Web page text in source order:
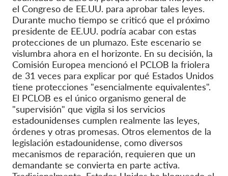
el Congreso de EE.UU. para aprobar tales leyes.
Durante mucho tiempo se criticó que el próximo
presidente de EE.UU. podría acabar con estas
protecciones de un plumazo. Este escenario se
vislumbra ahora en el horizonte. En su decisión, la
Comisión Europea mencionó el PCLOB la friolera
de 31 veces para explicar por qué Estados Unidos
tiene protecciones "esencialmente equivalentes".
El PCLOB es el único organismo general de
"supervisión" que vigila si los servicios
estadounidenses cumplen realmente las leyes,
órdenes y otras promesas. Otros elementos de la
legislación estadounidense, como diversos
mecanismos de reparación, requieren que un
demandante se convierta en parte activa.